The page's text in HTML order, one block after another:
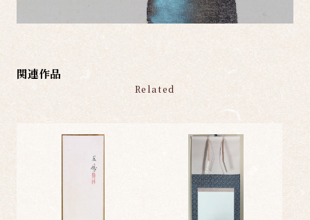
関連作品
Related